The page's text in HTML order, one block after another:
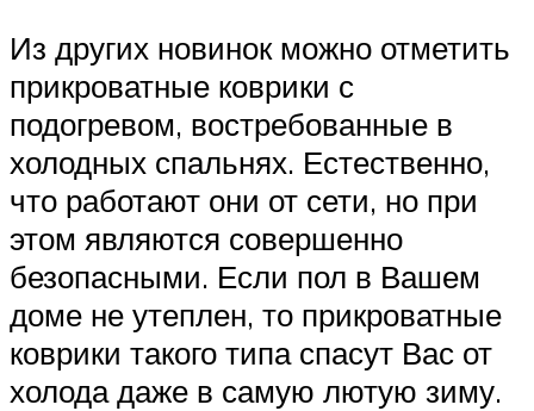
Из других новинок можно отметить
прикроватные коврики с
подогревом, востребованные в
холодных спальнях. Естественно,
что работают они от сети, но при
этом являются совершенно
безопасными. Если пол в Вашем
доме не утеплен, то прикроватные
коврики такого типа спасут Вас от
холода даже в самую лютую зиму.